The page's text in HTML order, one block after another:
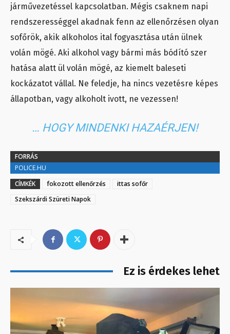
járművezetéssel kapcsolatban. Mégis csaknem napi
rendszerességgel akadnak fenn az ellenőrzésen olyan
sofőrök, akik alkoholos ital fogyasztása után ülnek
volán mögé. Aki alkohol vagy bármi más bódító szer
hatása alatt ül volán mögé, az kiemelt baleseti
kockázatot vállal. Ne feledje, ha nincs vezetésre képes
állapotban, vagy alkoholt ivott, ne vezessen!
… HOGY MINDENKI HAZAÉRJEN!
FORRÁS
POLICE.HU
CÍMKÉK
fokozott ellenőrzés
ittas sofőr
Szekszárdi Szüreti Napok
Ez is érdekes lehet